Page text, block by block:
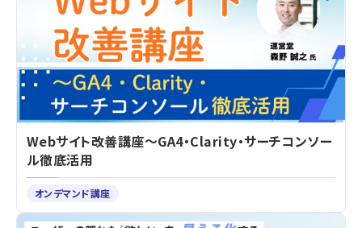
Webサイト改善講座～GA4・Clarity・サーチコンソー
ル徹底活用
オンデマンド講座